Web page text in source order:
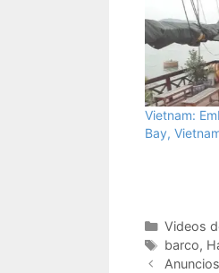
Vietnam:
Bay,
Videos
Etiquetas
barco,